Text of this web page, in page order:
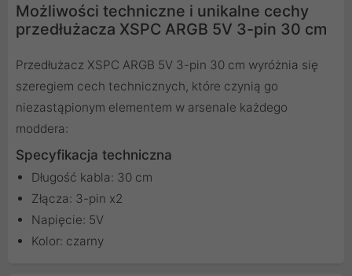
Możliwości techniczne i unikalne cechy
przedłużacza XSPC ARGB 5V 3-pin 30 cm
Przedłużacz XSPC ARGB 5V 3-pin 30 cm wyróżnia się
szeregiem cech technicznych, które czynią go
niezastąpionym elementem w arsenale każdego
moddera:
Specyfikacja techniczna
Długość kabla: 30 cm
Złącza: 3-pin x2
Napięcie: 5V
Kolor: czarny